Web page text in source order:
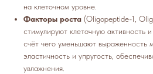
на клеточном уровне.
Факторы роста (Oligopeptide-1,
стимулируют клеточную активность
счёт чего уменьшают
эластичность и упругость,
увлажнения.